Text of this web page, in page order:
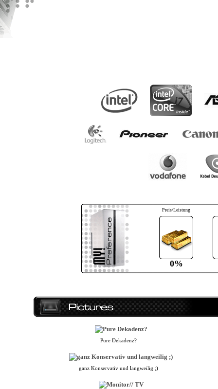
Preis/Leistung
0%
Pure Dekadenz?
ganz Konservativ und langweilig ;)